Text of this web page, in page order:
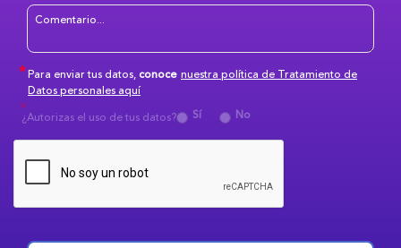
Para enviar tus datos,conoce nuestra política de Tratamiento de
Datos personales aquí
¿Autorizas el uso de tus datos?
Sí No